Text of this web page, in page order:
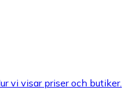
vi visar priser och butiker.